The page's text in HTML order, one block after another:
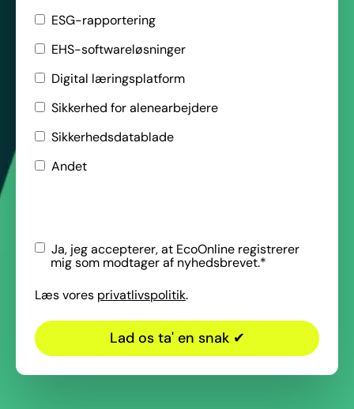
ESG-rapportering
EHS-softwareløsninger
Digital læringsplatform
Sikkerhed for alenearbejdere
Sikkerhedsdatablade
Andet
Ja, jeg accepterer, at EcoOnline registrerer
mig som modtager af nyhedsbrevet.*
Læs vores privatlivspolitik.